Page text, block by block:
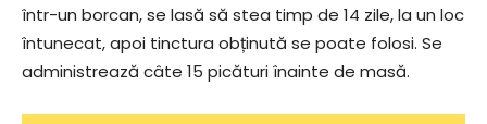
într-un borcan, se lasă să stea timp de 14 zile, la un loc
întunecat, apoi tinctura obținută se poate folosi. Se
administrează câte 15 picături înainte de masă.